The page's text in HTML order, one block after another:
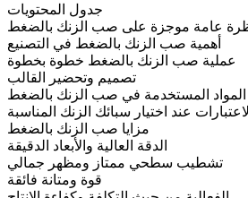
جدول المحتويات
عامة موجزة على صب الزنك بالضغط
أهمية صب الزنك بالضغط في التصنيع
عملية صب الزنك بالضغط خطوة بخطوة
تصميم وتحضير القالب
المواد المستخدمة في صب الزنك بالضغط
الاعتبارات عند اختيار سبائك الزنك المناسبة
مزايا صب الزنك بالضغط
الدقة العالية والأبعاد الدقيقة
تشطيب سطحي ممتاز ومظهر جمالي
قوة ومتانة فائقة